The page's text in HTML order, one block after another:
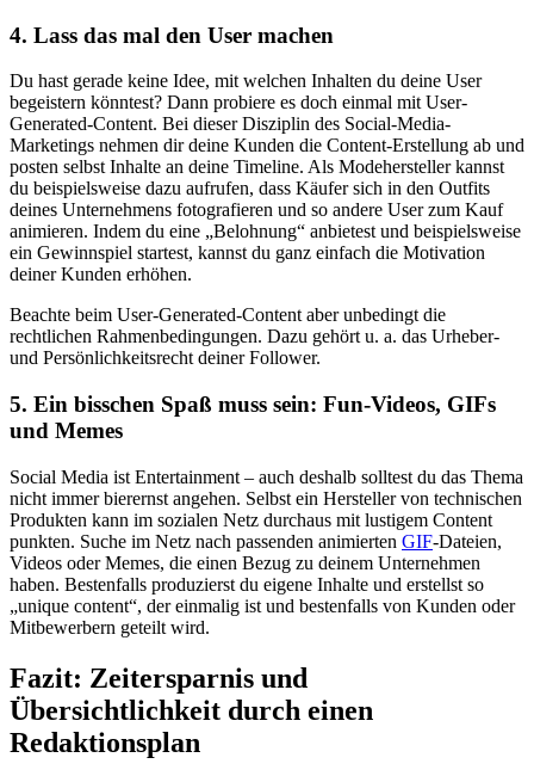
4. Lass das mal den User machen
Du hast gerade keine Idee, mit welchen Inhalten du deine User
begeistern könntest? Dann probiere es doch einmal mit User-
Generated-Content. Bei dieser Disziplin des Social-Media-
Marketings nehmen dir deine Kunden die Content-Erstellung ab und
posten selbst Inhalte an deine Timeline. Als Modehersteller kannst
du beispielsweise dazu aufrufen, dass Käufer sich in den Outfits
deines Unternehmens fotografieren und so andere User zum Kauf
animieren. Indem du eine „Belohnung“ anbietest und beispielsweise
ein Gewinnspiel startest, kannst du ganz einfach die Motivation
deiner Kunden erhöhen.
Beachte beim User-Generated-Content aber unbedingt die
rechtlichen Rahmenbedingungen. Dazu gehört u. a. das Urheber-
und Persönlichkeitsrecht deiner Follower.
5. Ein bisschen Spaß muss sein: Fun-Videos, GIFs
und Memes
Social Media ist Entertainment – auch deshalb solltest du das Thema
nicht immer bierernst angehen. Selbst ein Hersteller von technischen
Produkten kann im sozialen Netz durchaus mit lustigem Content
punkten. Suche im Netz nach passenden animierten GIF-Dateien,
Videos oder Memes, die einen Bezug zu deinem Unternehmen
haben. Bestenfalls produzierst du eigene Inhalte und erstellst so
„unique content“, der einmalig ist und bestenfalls von Kunden oder
Mitbewerbern geteilt wird.
Fazit: Zeitersparnis und
Übersichtlichkeit durch einen
Redaktionsplan